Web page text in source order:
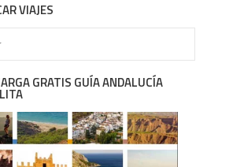
VIAJES
GRATIS GUÍA ANDALUCÍA